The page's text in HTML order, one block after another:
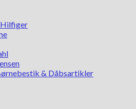
& Dåbsartikler